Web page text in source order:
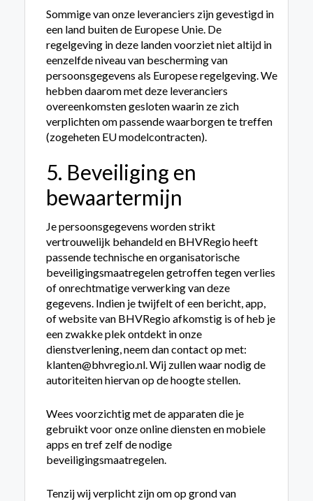
Sommige van onze leveranciers zijn gevestigd in
een land buiten de Europese Unie. De
regelgeving in deze landen voorziet niet altijd in
eenzelfde niveau van bescherming van
persoonsgegevens als Europese regelgeving. We
hebben daarom met deze leveranciers
overeenkomsten gesloten waarin ze zich
verplichten om passende waarborgen te treffen
(zogeheten EU modelcontracten).
5. Beveiliging en
bewaartermijn
Je persoonsgegevens worden strikt
vertrouwelijk behandeld en BHVRegio heeft
passende technische en organisatorische
beveiligingsmaatregelen getroffen tegen verlies
of on­rechtmatige verwerking van deze
gegevens. Indien je twijfelt of een bericht, app,
of website van BHVRegio afkomstig is of heb je
een zwakke plek ontdekt in onze
dienstverlening, neem dan contact op met:
klanten@bhvregio.nl. Wij zullen waar nodig de
autoriteiten hiervan op de hoogte stellen.
Wees voorzichtig met de apparaten die je
gebruikt voor onze online diensten en mobiele
apps en tref zelf de nodige
beveiligingsmaatregelen.
Tenzij wij verplicht zijn om op grond van